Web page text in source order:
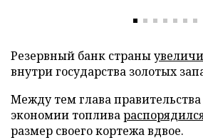
Резервный банк страны
внутри государства золотых
Между тем глава
экономии топлива
размер своего кортежа вдвое.